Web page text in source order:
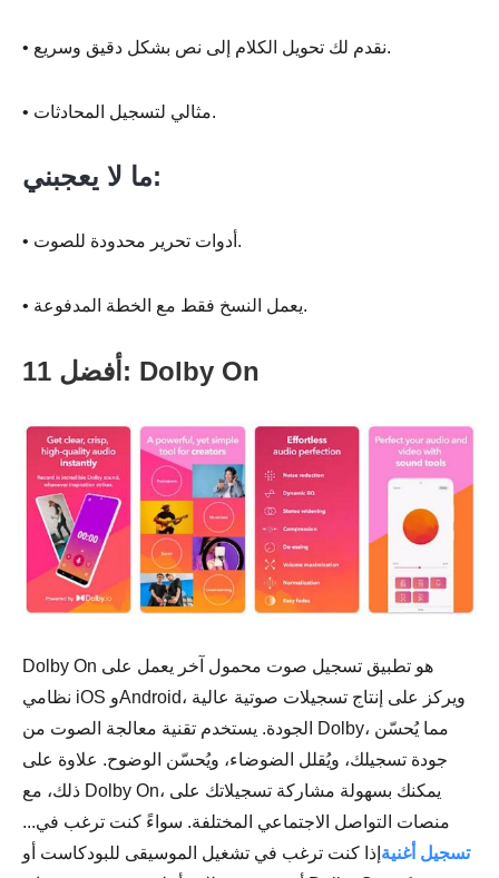
• نقدم لك تحويل الكلام إلى نص بشكل دقيق وسريع.
• مثالي لتسجيل المحادثات.
ما لا يعجبني:
• أدوات تحرير محدودة للصوت.
• يعمل النسخ فقط مع الخطة المدفوعة.
أفضل 11: Dolby On
Dolby On هو تطبيق تسجيل صوت محمول آخر يعمل على
نظامي iOS وAndroid، ويركز على إنتاج تسجيلات صوتية عالية
الجودة. يستخدم تقنية معالجة الصوت من Dolby، مما يُحسّن
جودة تسجيلك، ويُقلل الضوضاء، ويُحسّن الوضوح. علاوة على
ذلك، مع Dolby On، يمكنك بسهولة مشاركة تسجيلاتك على
منصات التواصل الاجتماعي المختلفة. سواءً كنت ترغب في...
تسجيل أغنية إذا كنت ترغب في تشغيل الموسيقى للبودكاست أو